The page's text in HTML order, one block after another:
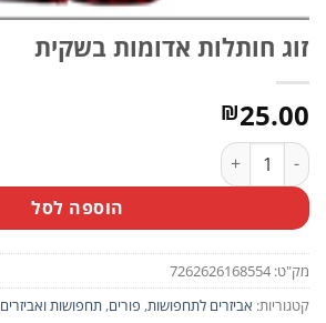
זוג חותלות אדומות בשקית
₪25.00
כמות של זוג חותלות אדומות בשקית
הוספה לסל
מק"ט:7262626168554
קטגוריות: אביזרים לתחפושות, פורים, תחפושות ואביזרים